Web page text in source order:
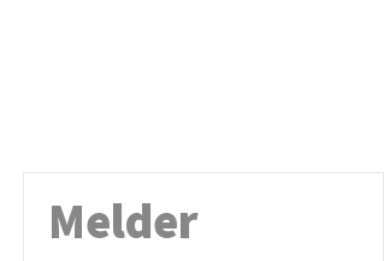
Melder